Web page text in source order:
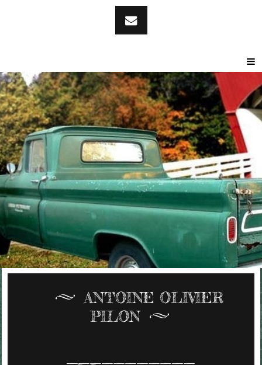
ANTOINE OLIVIER
PILON